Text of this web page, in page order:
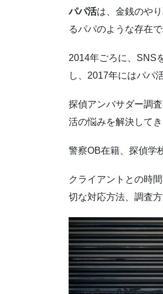
パパ活は、金銭のや
るパパのような存在
2014年ごろに、SNS
し、2017年にはパパ
探偵アンバサダー調
活の悩みを解決してき
警察OB在籍、探偵学
クライアントとの時
切な対応方法、調査